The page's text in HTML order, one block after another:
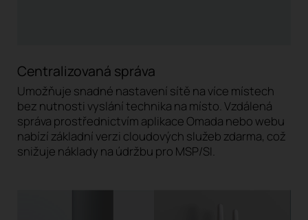
Centralizovaná správa
Umožňuje snadné nastavení sítě na více místech
bez nutnosti vyslání technika na místo. Vzdálená
správa prostřednictvím aplikace Omada nebo webu
nabízí základní verzi cloudových služeb zdarma, což
snižuje náklady na údržbu pro MSP/SI.